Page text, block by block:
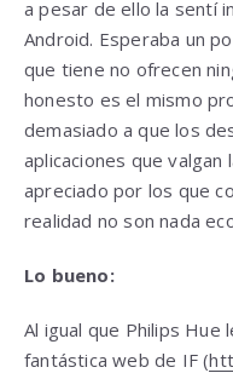
a pesar de ello la sentí
Android. Esperaba un
que tiene no ofrecen
honesto es el mismo
demasiado a que los
aplicaciones que
apreciado por los que
realidad no son nada
Lo bueno:
Al igual que Philips
fantástica web de IF (